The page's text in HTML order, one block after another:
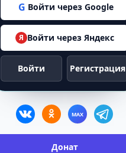
G Войти через Google
Я Войти через Яндекс
Войти Регистрация
MAX
Донат